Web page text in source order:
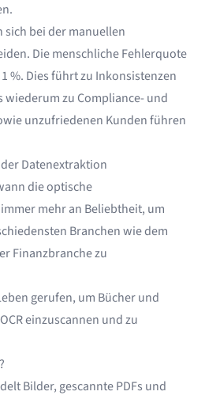
sich bei dermanuellen
Die menschliche Fehlerquote
%. Dies führt zu Inkonsistenzen
wiederum zu Compliance- und
unzufriedenen Kunden führen
Datenextraktion
dieoptische
immer mehr an Beliebtheit, um
Branchen wie dem
Finanzbranche zu
gerufen, um Bücher und
einzuscannen und zu
Bilder, gescannte PDFs und